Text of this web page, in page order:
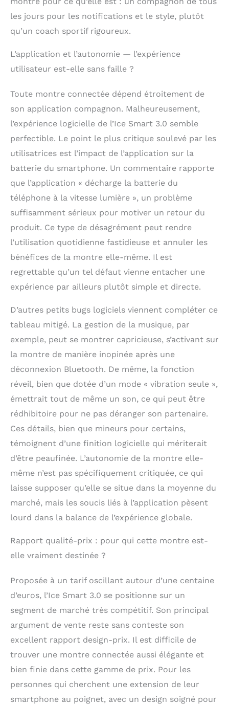
les jours pour les notifications et le style, plutôt
qu’un coach sportif rigoureux.
L’application et l’autonomie — l’expérience
utilisateur est-elle sans faille ?
Toute montre connectée dépend étroitement de
son application compagnon. Malheureusement,
l’expérience logicielle de l’Ice Smart 3.0 semble
perfectible. Le point le plus critique soulevé par les
utilisatrices est l’impact de l’application sur la
batterie du smartphone. Un commentaire rapporte
que l’application « décharge la batterie du
téléphone à la vitesse lumière », un problème
suffisamment sérieux pour motiver un retour du
produit. Ce type de désagrément peut rendre
l’utilisation quotidienne fastidieuse et annuler les
bénéfices de la montre elle-même. Il est
regrettable qu’un tel défaut vienne entacher une
expérience par ailleurs plutôt simple et directe.
D’autres petits bugs logiciels viennent compléter ce
tableau mitigé. La gestion de la musique, par
exemple, peut se montrer capricieuse, s’activant sur
la montre de manière inopinée après une
déconnexion Bluetooth. De même, la fonction
réveil, bien que dotée d’un mode « vibration seule »,
émettrait tout de même un son, ce qui peut être
rédhibitoire pour ne pas déranger son partenaire.
Ces détails, bien que mineurs pour certains,
témoignent d’une finition logicielle qui mériterait
d’être peaufinée. L’autonomie de la montre elle-
même n’est pas spécifiquement critiquée, ce qui
laisse supposer qu’elle se situe dans la moyenne du
marché, mais les soucis liés à l’application pèsent
lourd dans la balance de l’expérience globale.
Rapport qualité-prix : pour qui cette montre est-
elle vraiment destinée ?
Proposée à un tarif oscillant autour d’une centaine
d’euros, l’Ice Smart 3.0 se positionne sur un
segment de marché très compétitif. Son principal
argument de vente reste sans conteste son
excellent rapport design-prix. Il est difficile de
trouver une montre connectée aussi élégante et
bien finie dans cette gamme de prix. Pour les
personnes qui cherchent une extension de leur
smartphone au poignet, avec un design soigné pour